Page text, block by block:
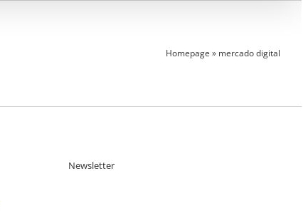
Homepage » mercado digital
Newsletter